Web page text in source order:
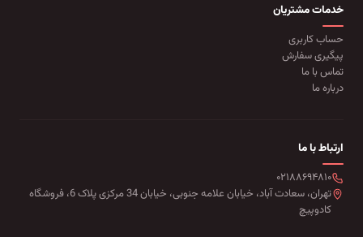
خدمات مشتریان
حساب کاربری
پیگیری سفارش
تماس با ما
درباره ما
ارتباط با ما
۰۲۱۸۸۶۹۴۸۱۰
تهران، سعادت آباد، خیابان علامه جنوبی، خیابان 34 مرکزی پلاک 6، فروشگاه
کادوپیچ